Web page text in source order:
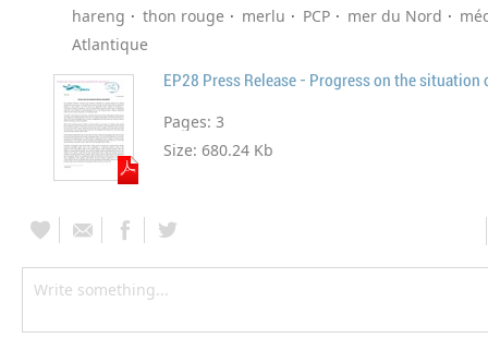
hareng
thon rouge merlu PCP mer du Nord
Atlantique
EP28 Press Release - Progress on the
Pages: 3
Size: 680.24 Kb